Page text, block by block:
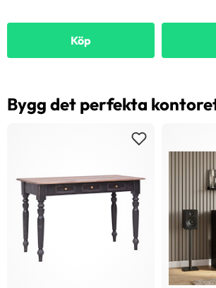
Köp
Bygg det perfekta